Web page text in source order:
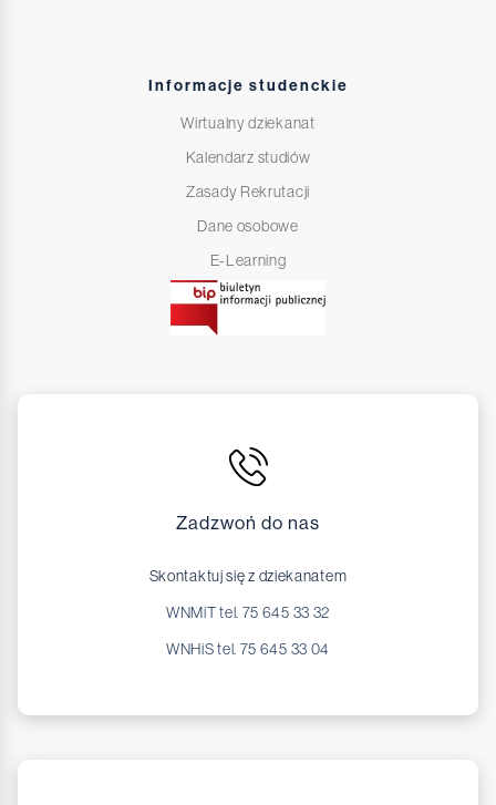
Informacje studenckie
Wirtualny dziekanat
Kalendarz studiów
Zasady Rekrutacji
Dane osobowe
E-Learning
Zadzwoń do nas
Skontaktuj się z dziekanatem
WNMiT tel. 75 645 33 32
WNHiS tel. 75 645 33 04